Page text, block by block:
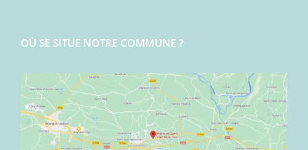
OÙ SE SITUE NOTRE COMMUNE ?